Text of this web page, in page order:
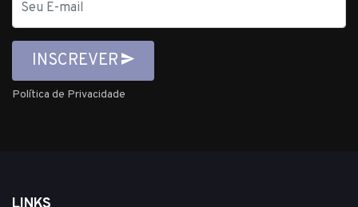
mail
INSCREVER
Política de Privacidade